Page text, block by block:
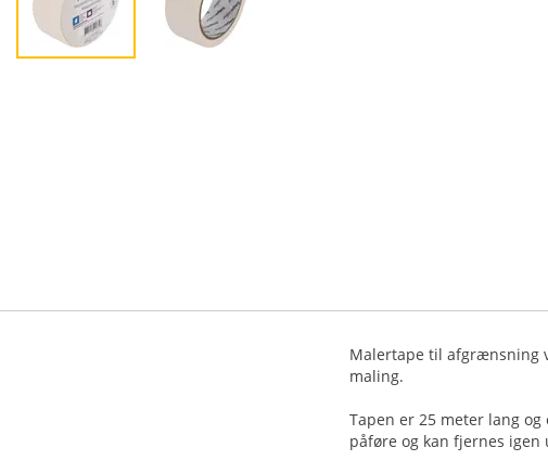
Malertape til afgrænsning
maling.
Tapen er 25 meter lang
påføre og kan fjernes